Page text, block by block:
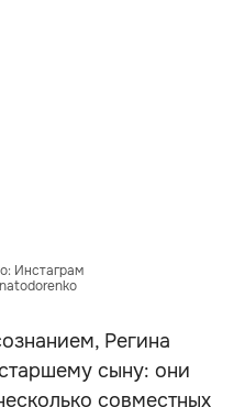
Инстаграм
Регина
сыну: они
совместных